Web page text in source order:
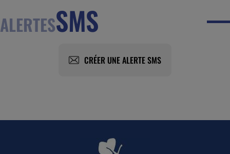
ALERTESSMS
CRÉER UNE ALERTE SMS